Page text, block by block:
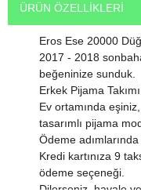
ÜRÜN ÖZELLIKLERI
Eros Ese 20000
2017 - 2018
beğeninize sunduk.
Erkek Pijama Takımı.
Ev ortamında
tasarımlı pijama
Ödeme adımlarında
Kredi kartınıza 9
ödeme seçeneği.
Dilerseniz havale